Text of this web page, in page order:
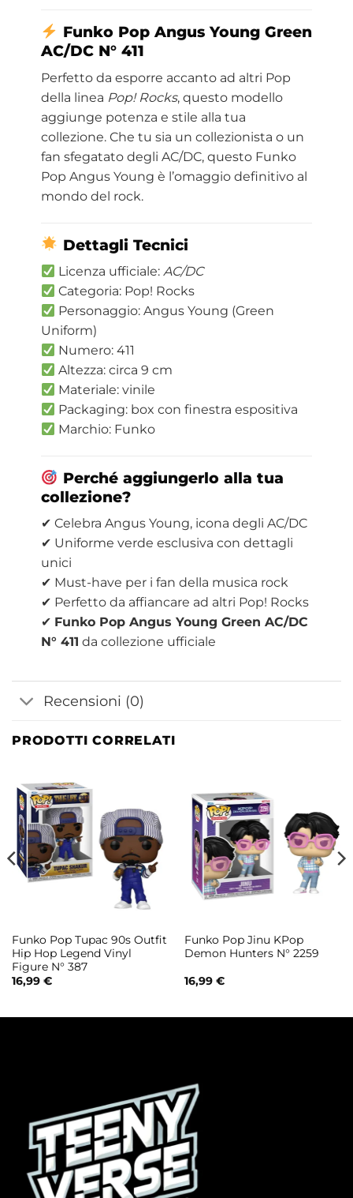
Funko Pop Angus Young Green
AC/DC N° 411
Perfetto da esporre accanto ad altri Pop
della linea Pop! Rocks, questo modello
aggiunge potenza e stile alla tua
collezione. Che tu sia un collezionista o un
fan sfegatato degli AC/DC, questo Funko
Pop Angus Young è l’omaggio definitivo al
mondo del rock.
Dettagli Tecnici
Licenza ufficiale:AC/DC
Categoria: Pop! Rocks
Personaggio: Angus Young (Green
Uniform)
Numero: 411
Altezza: circa 9 cm
Materiale: vinile
Packaging: box con finestra espositiva
Marchio: Funko
Perché aggiungerlo alla tua
collezione?
✔ Celebra Angus Young, icona degli AC/DC
✔ Uniforme verde esclusiva con dettagli
unici
✔ Must-have per i fan della musica rock
✔ Perfetto da affiancare ad altri Pop! Rocks
✔ Funko Pop Angus Young Green AC/DC
N° 411 da collezione ufficiale
Recensioni (0)
PRODOTTI CORRELATI
Funko Pop Tupac 90s Outfit
Hip Hop Legend Vinyl
Figure N° 387
16,99 €
Funko Pop Jinu KPop
Demon Hunters N° 2259
16,99 €